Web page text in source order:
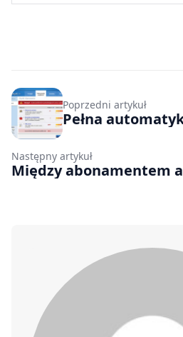
Poprzedni artykuł
Pełna
Następny artykuł